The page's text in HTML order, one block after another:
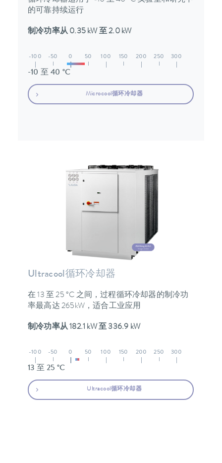
的可靠持续运行
制冷功率从 0.35 kW 至 2.0 kW
-100 -50 0 50 100 150 200 250 300
-10 至 40 °C
Microcool循环冷却器
Ultracool循环冷却器
在 13 至 25 °C 之间，过程循环冷却器的制冷功
率最高达 265kW，适合工业应用
制冷功率从 182.1 kW 至 336.9 kW
-100 -50 0 50 100 150 200 250 300
13 至 25 °C
Ultracool循环冷却器